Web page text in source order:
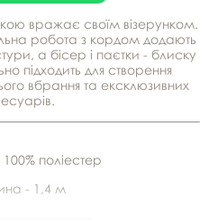
вражає своїм візерунком.
робота з кордом додають
а бісер і паєтки - блиску
підходить для створення
вбрання та ексклюзивних
поліестер
- 1,4 м